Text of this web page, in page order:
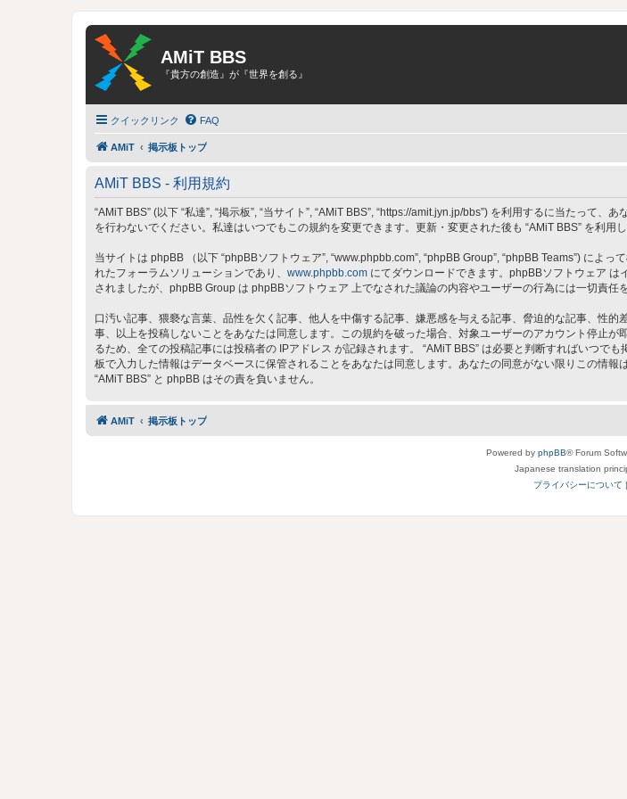
AMiT BBS
『貴方の創造』が『世界を創る』
クイックリンク FAQ
AMiT 掲示板トップ
AMiT BBS - 利用規約
“AMiT BBS” (以下 “私達”, “掲示板”, “当サイト”, “AMiT BBS”, “https://amit.jyn.jp/bbs”) を利用するに当たって
を行わないでください。私達はいつでもこの規約を変更できます。更新・変更された後も “AMiT BBS” を利用
当サイトは phpBB （以下 “phpBBソフトウェア”, “www.phpbb.com”, “phpBB Group”, “phpBB Teams”) によっ
れたフォーラムソリューションであり、 www.phpbb.com にてダウンロードできます。phpBBソフトウェア
されましたが、phpBB Group は phpBBソフトウェア 上でなされた議論の内容やユーザーの行為には一切責任
口汚い記事、猥褻な言葉、品性を欠く記事、他人を中傷する記事、嫌悪感を与える記事、脅迫的な記事、性
事、以上を投稿しないことをあなたは同意します。この規約を破った場合、対象ユーザーのアカウント停止
るため、全ての投稿記事には投稿者の IPアドレス が記録されます。 “AMiT BBS” は必要と判断すればいつ
板で入力した情報はデータベースに保管されることをあなたは同意します。あなたの同意がない限りこの情
“AMiT BBS” と phpBB はその責を負いません。
AMiT 掲示板トップ
Powered by phpBB® Forum
Japanese translation
プライバシーについて |